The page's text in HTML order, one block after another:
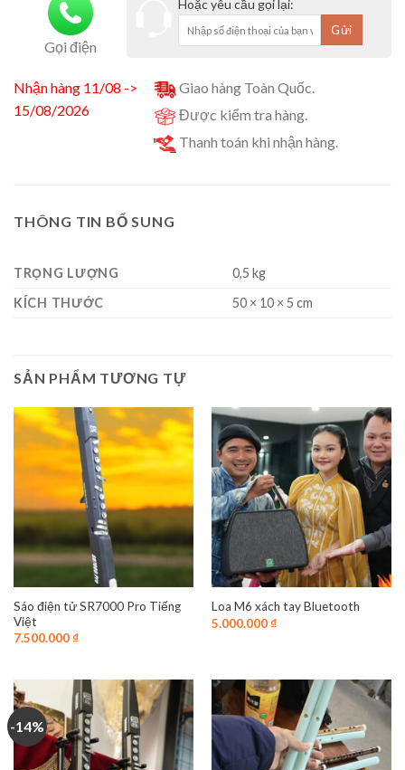
Gọi điện
Hoặc yêu cầu gọi lại:
Nhận hàng 11/08 ->
15/08/2026
Giao hàng Toàn Quốc.
Được kiểm tra hàng.
Thanh toán khi nhận hàng.
THÔNG TIN BỔ SUNG
TRỌNG LƯỢNG
0,5 kg
KÍCH THƯỚC
50 × 10 × 5 cm
SẢN PHẨM TƯƠNG TỰ
Sáo điện tử SR7000 Pro Tiếng
Việt
7.500.000₫
Loa M6 xách tay Bluetooth
5.000.000₫
-14%